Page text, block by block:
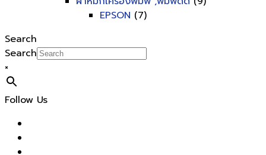
EPSON (7)
Search
Search
×
Follow Us